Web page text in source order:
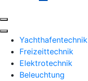
Yachthafentechnik
Freizeittechnik
Elektrotechnik
Beleuchtung